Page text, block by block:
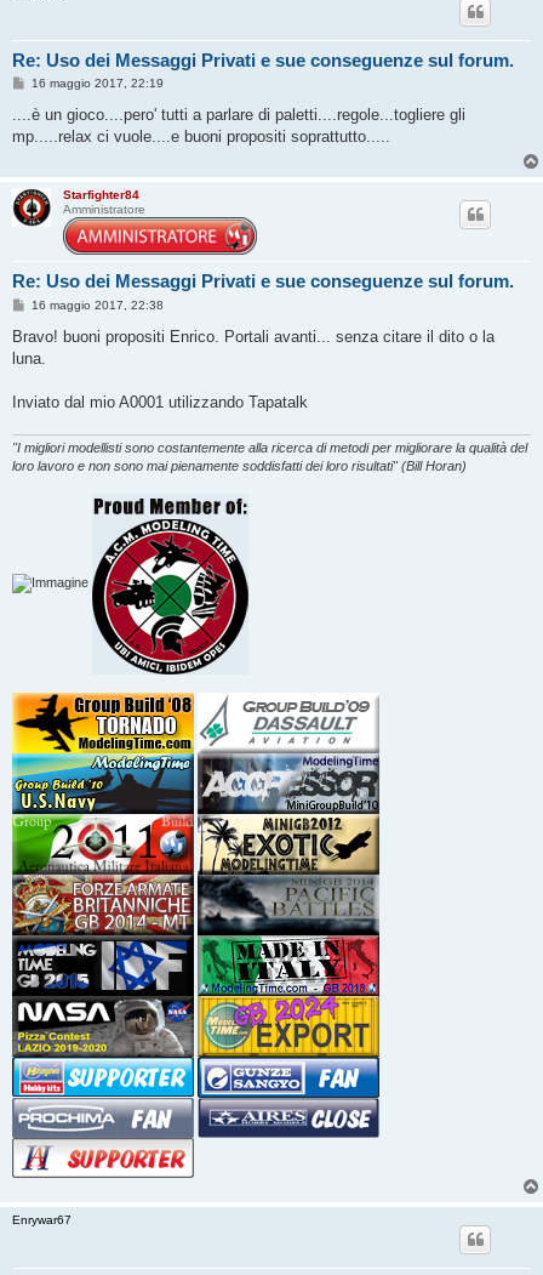
Re: Uso dei Messaggi Privati e sue conseguenze sul forum.
M
s
a
o
16 maggio 2017, 22:19
....è un gioco....pero' tutti a parlare di paletti....regole...togliere gli
mp.....relax ci vuole....e buoni propositi soprattutto.....
Starfighter84
Amministratore
Re: Uso dei Messaggi Privati e sue conseguenze sul forum.
M
s
a
i
16 maggio 2017, 22:38
Bravo! buoni propositi Enrico. Portali avanti... senza citare il dito o la
luna.
Inviato dal mio A0001 utilizzando Tapatalk
"I migliori modellisti sono costantemente alla ricerca di metodi per migliorare la qualità del
loro lavoro e non sono mai pienamente soddisfatti dei loro risultati" (Bill Horan)
Enrywar67